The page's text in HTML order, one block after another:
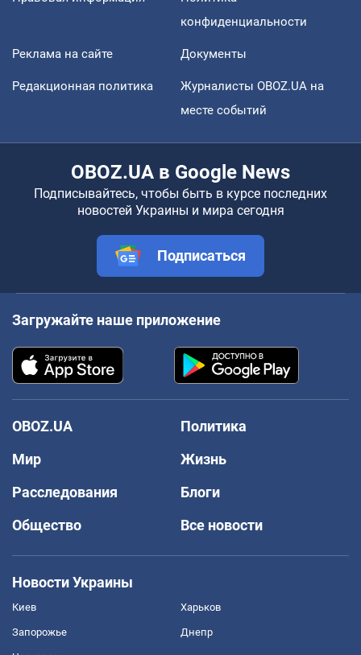
конфиденциальности
Реклама на сайте Документы
Редакционная политика
Журналисты OBOZ.UA на
месте событий
OBOZ.UA в Google News
Подписывайтесь, чтобы быть в курсе последних
новостей Украины и мира сегодня
Подписаться
Загружайте наше приложение
OBOZ.UA
Политика
Мир
Жизнь
Расследования
Блоги
Общество
Все новости
Новости Украины
Киев Харьков
Запорожье Днепр